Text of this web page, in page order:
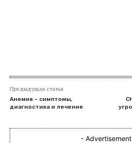
Предыдущая статья
Анемия – симптомы,
диагностика и лечение
-